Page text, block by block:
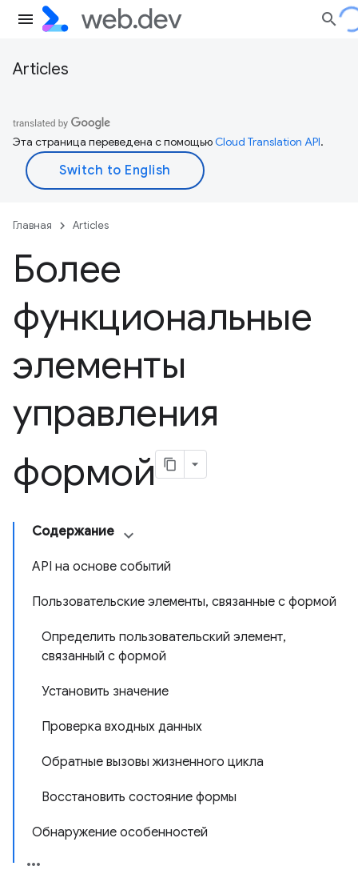
Articles
Эта страница переведена с помощьюCloud Translation API.
Главная Articles
Более
функциональные
элементы
управления
формой
Содержание
API на основе событий
Пользовательские элементы, связанные с формой
Определить пользовательский элемент,
связанный с формой
Установить значение
Проверка входных данных
Обратные вызовы жизненного цикла
Восстановить состояние формы
Обнаружение особенностей